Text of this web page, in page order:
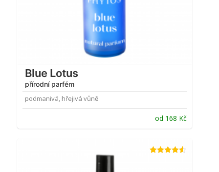
Blue Lotus
přírodní parfém
podmanivá, hřejivá vůně
od 168 Kč